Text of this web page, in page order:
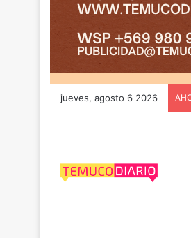
jueves, agosto 6 2026